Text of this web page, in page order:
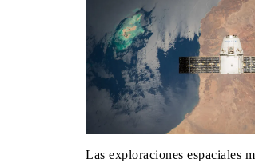
Las exploraciones espaciales